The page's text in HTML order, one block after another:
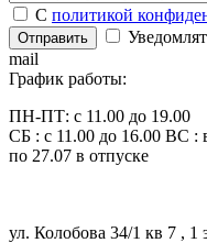
С политикой
Отправить
mail
График работы:
ПН-ПТ: c 11.00 до 19.00
СБ : с 11.00 до 16.00 ВС :
по 27.07 в отпуске
ул. Колобова 34/1 кв 7 , 1